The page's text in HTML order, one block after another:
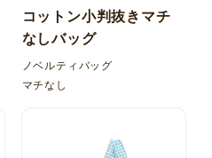
コットン小判抜きマチ
なしバッグ
ノベルティバッグ
マチなし